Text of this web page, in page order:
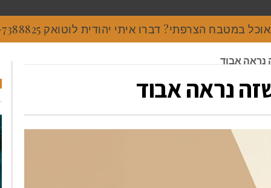
במטבח הצרפתי? דברו איתי יהודית לוטואק 054-7388825.
נראה אבוד
נראה אבוד